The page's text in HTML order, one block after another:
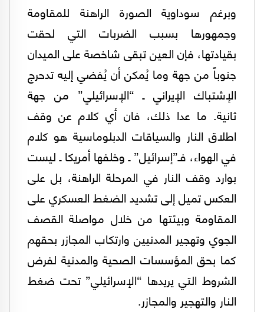
وبرغم سوداوية الصورة الراهنة للمقاومة
وجمهورها بسبب الضربات التي لحقت
بقيادتها، فإن العين تبقى شاخصة على الميدان
جنوباً من جهة وما يُمكن أن يُفضي إليه تدحرج
الإشتباك الإيراني ـ “الإسرائيلي” من جهة
ثانية. ما عدا ذلك، فان أي كلام عن وقف
اطلاق النار والسياقات الدبلوماسية هو كلام
في الهواء، فـ”إسرائيل” ـ وخلفها أمريكا ـ ليست
بوارد وقف النار في المرحلة الراهنة، بل على
العكس تميل إلى تشديد الضغط العسكري على
المقاومة وبيئتها من خلال مواصلة القصف
الجوي وتهجير المدنيين وارتكاب المجازر بحقهم
كما بحق المؤسسات الصحية والمدنية لفرض
الشروط التي يريدها “الإسرائيلي” تحت ضغط
النار والتهجير والمجازر.